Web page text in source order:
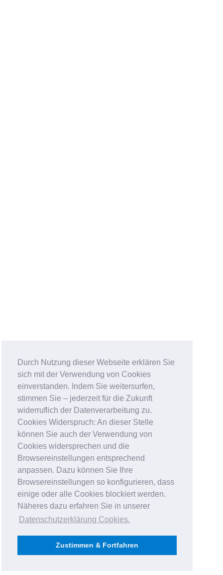
Durch Nutzung dieser Webseite erklären Sie
sich mit der Verwendung von Cookies
einverstanden. Indem Sie weitersurfen,
stimmen Sie – jederzeit für die Zukunft
widerruflich der Datenverarbeitung zu.
Cookies Widerspruch: An dieser Stelle
können Sie auch der Verwendung von
Cookies widersprechen und die
Browsereinstellungen entsprechend
anpassen. Dazu können Sie Ihre
Browsereinstellungen so konfigurieren, dass
einige oder alle Cookies blockiert werden.
Näheres dazu erfahren Sie in unserer
Datenschutzerklärung Cookies.
Zustimmen & Fortfahren